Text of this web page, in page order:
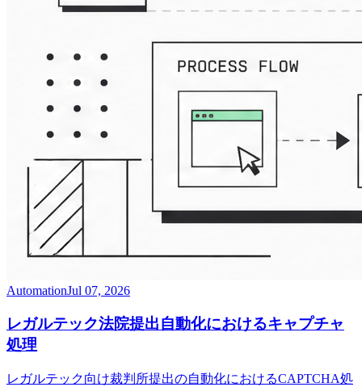
AutomationJul 07, 2026
レガルテック法院提出自動化におけるキャプチャ
処理
レガルテック向け裁判所提出の自動化におけるCAPTCHA処